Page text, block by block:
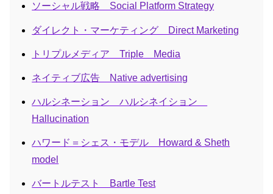
ソーシャル戦略 Social Platform Strategy
ダイレクト・マーケティング Direct Marketing
トリプルメディア Triple Media
ネイティブ広告 Native advertising
ハルシネーション ハルシネイション
Hallucination
ハワード＝シェス・モデル Howard & Sheth
model
バートルテスト Bartle Test